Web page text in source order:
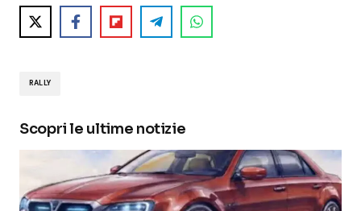
RALLY
Scopri le ultime notizie